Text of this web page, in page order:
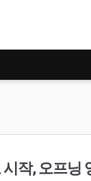
, 오프닝 영상